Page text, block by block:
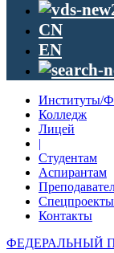
CN
EN
Институты/
Колледж
Лицей
|
Студентам
Аспирантам
Спецпроекты
Контакты
ФЕДЕРАЛЬНЫЙ